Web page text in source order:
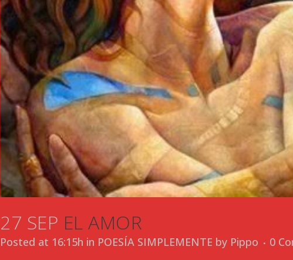
27 SEP EL AMOR
Posted at 16:15h in POESÍA SIMPLEMENTE by Pippo 0